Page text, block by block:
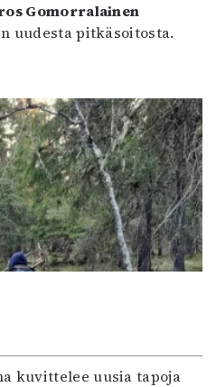
Gomorralainen
uudesta pitkäsoitosta.
kuvittelee uusia tapoja